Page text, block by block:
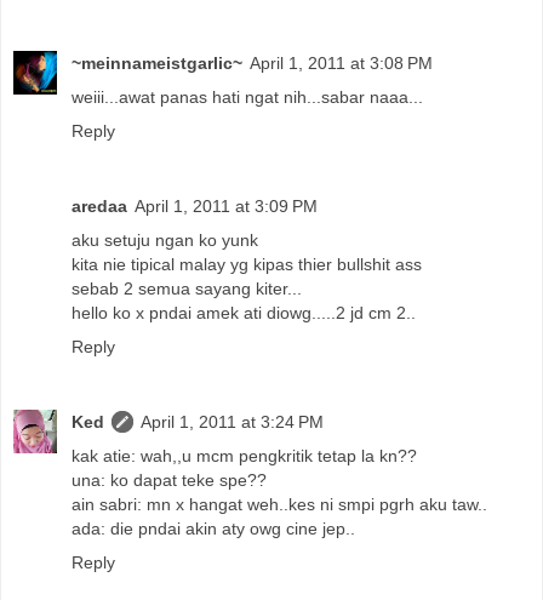
~meinnameistgarlic~ April 1, 2011 at 3:08 PM
weiii...awat panas hati ngat nih...sabar naaa...
Reply
aredaa April 1, 2011 at 3:09 PM
aku setuju ngan ko yunk
kita nie tipical malay yg kipas thier bullshit ass
sebab 2 semua sayang kiter...
hello ko x pndai amek ati diowg.....2 jd cm 2..
Reply
Ked
April 1, 2011 at 3:24 PM
kak atie: wah,,u mcm pengkritik tetap la kn??
una: ko dapat teke spe??
ain sabri: mn x hangat weh..kes ni smpi pgrh aku taw..
ada: die pndai akin aty owg cine jep..
Reply